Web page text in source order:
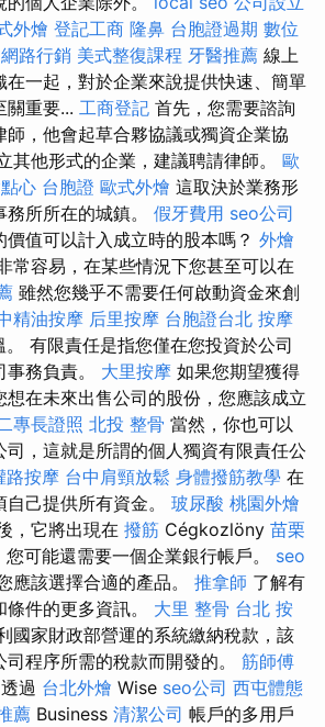
外燴 登記工商 隆鼻 台胞證過期 數位
網路行銷 美式整復課程 牙醫推薦 線上
在一起，對於企業來說提供快速、簡單
關重要... 工商登記 首先，您需要諮詢
師，他會起草合夥協議或獨資企業協
其他形式的企業，建議聘請律師。 歐
心 台胞證 歐式外燴 這取決於業務形
所所在的城鎮。 假牙費用 seo公司
值可以計入成立時的股本嗎？ 外燴
常容易，在某些情況下您甚至可以在
雖然您幾乎不需要任何啟動資金來創
精油按摩 后里按摩 台胞證台北 按摩
。 有限責任是指您僅在您投資於公司
務負責。 大里按摩 如果您期望獲得
想在未來出售公司的股份，您應該成立
專長證照 北投 整骨 當然，你也可以
司，這就是所謂的個人獨資有限責任公
路按摩 台中肩頸放鬆 身體撥筋教學 在
己提供所有資金。 玻尿酸 桃園外燴
，它將出現在 撥筋 Cégkozlöny 苗栗
您可能還需要一個企業銀行帳戶。 seo
應該選擇合適的產品。 推拿師 了解有
件的更多資訊。 大里 整骨 台北 按
國家財政部營運的系統繳納稅款，該
程序所需的稅款而開發的。 筋師傅
透過 台北外燴 Wise seo公司 西屯體態
薦 Business 清潔公司 帳戶的多用戶